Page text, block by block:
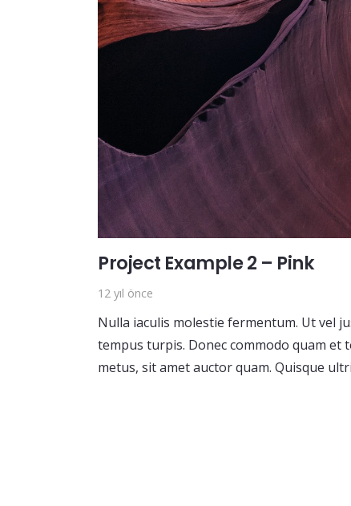
Project Example 2 – Pink
12 yıl önce
Nulla iaculis molestie fermentum. Ut vel
tempus turpis. Donec commodo quam et
metus, sit amet auctor quam. Quisque